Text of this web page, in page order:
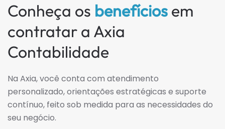
Conheça os benefícios em
contratar a Axia
Contabilidade
Na Axia, você conta com atendimento
personalizado, orientações estratégicas e suporte
contínuo, feito sob medida para as necessidades do
seu negócio.